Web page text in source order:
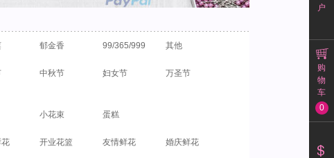
户
购
物
车
0
郁金香 99/365/999 其他
中秋节 妇女节 万圣节
小花束 蛋糕
开业花篮 友情鲜花 婚庆鲜花